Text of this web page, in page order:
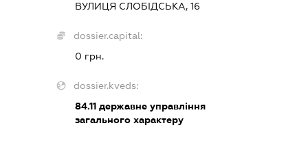
ВУЛИЦЯ СЛОБІДСЬКА, 16
dossier.capital:
0 грн.
dossier.kveds:
84.11 державне управління
загального характеру